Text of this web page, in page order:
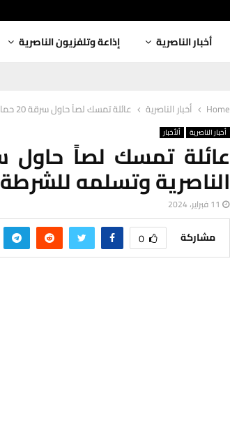
أخبار الناصرية إذاعة وتلفزيون الناصرية
Home أخبار الناصرية عائلة تمسك لصاً حاول سرقة 20 حمامة شمال الناصرية وتسلمه للشرطة
أخبار الناصرية ألأخبار
الناصرية وتسلمه للشرطة
11 فبراير، 2024
مشاركة 0